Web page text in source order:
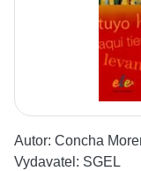
Autor: Concha
Vydavatel: SGEL